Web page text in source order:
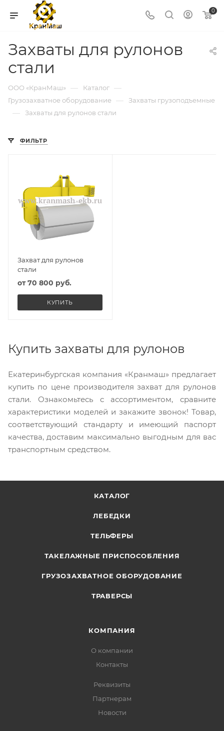
0
Захваты для рулонов
стали
ООО «КранМаш» — Каталог —
Грузозахватное оборудование — Захваты грузоподъемные
— Захваты для рулонов стали
ФИЛЬТР
Захват для рулонов
стали
от70 800 руб.
КУПИТЬ
Купить захваты для рулонов
Екатеринбургская компания «Кранмаш» предлагает
купить по цене производителя захват для рулонов
стали. Ознакомьтесь с ассортиментом, сравните
характеристики моделей и закажите звонок! Товар,
соответствующий стандарту и имеющий паспорт
качества, доставим максимально выгодным для вас
транспортным средством.
КАТАЛОГ
ЛЕБЕДКИ
ТЕЛЬФЕРЫ
ТАКЕЛАЖНЫЕ ПРИСПОСОБЛЕНИЯ
ГРУЗОЗАХВАТНОЕ ОБОРУДОВАНИЕ
ТРАВЕРСЫ
КОМПАНИЯ
О компании
Контакты
Реквизиты
Партнерам
Новости